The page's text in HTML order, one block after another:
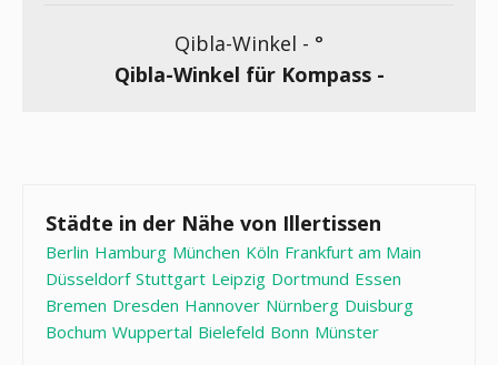
Qibla-Winkel - °
Qibla-Winkel für Kompass -
Städte in der Nähe von Illertissen
Berlin Hamburg München Köln Frankfurt am Main
Düsseldorf Stuttgart Leipzig Dortmund Essen
Bremen Dresden Hannover Nürnberg Duisburg
Bochum Wuppertal Bielefeld Bonn Münster